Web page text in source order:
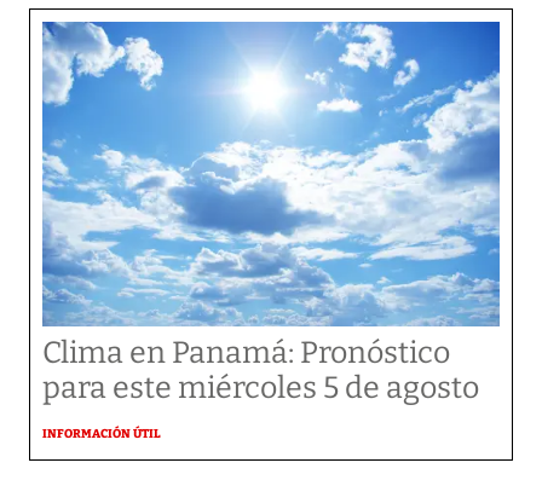
Clima en Panamá: Pronóstico
para este miércoles 5 de agosto
INFORMACIÓN ÚTIL